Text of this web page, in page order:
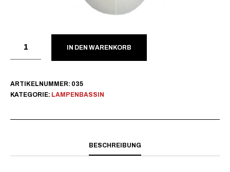
IN DEN WARENKORB
ARTIKELNUMMER: 035
KATEGORIE: LAMPENBASSIN
BESCHREIBUNG